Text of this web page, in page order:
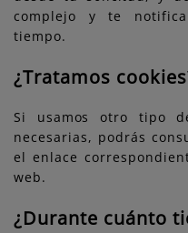
complejo y te
tiempo.
¿Tratamos
Si usamos otro tipo
necesarias, podrás
el enlace
web.
¿Durante cuánto